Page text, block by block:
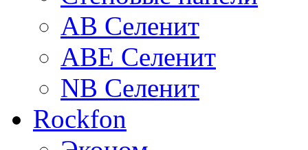
AB Селенит
ABE Селенит
NB Селенит
Rockfon